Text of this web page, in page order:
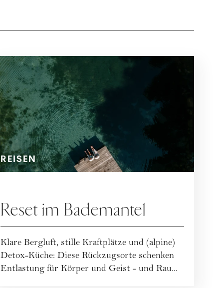
REISEN
Reset im Bademantel
Klare Bergluft, stille Kraftplätze und (alpine)
Detox-Küche: Diese Rückzugsorte schenken
Entlastung für Körper und Geist - und Rau...